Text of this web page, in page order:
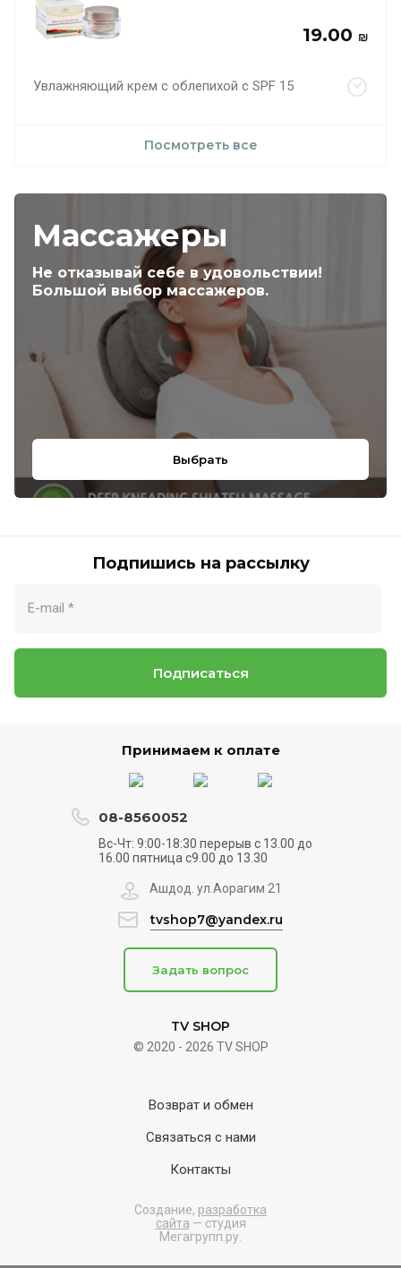
19.00 ₪
Увлажняющий крем с облепихой с SPF 15
Посмотреть все
Массажеры
Не отказывай себе в удовольствии!
Большой выбор массажеров.
Выбрать
Подпишись на рассылку
Подписаться
Принимаем к оплате
TV SHOP
© 2020 - 2026 TV SHOP
08-8560052
Вс-Чт: 9:00-18:30 перерыв с 13.00 до
16.00 пятница с9.00 до 13.30
Ашдод. ул.Аорагим 21
tvshop7@yandex.ru
Задать вопрос
Возврат и обмен
Связаться с нами
Контакты
Создание, разработка
сайта — студия
Мегагрупп.ру.